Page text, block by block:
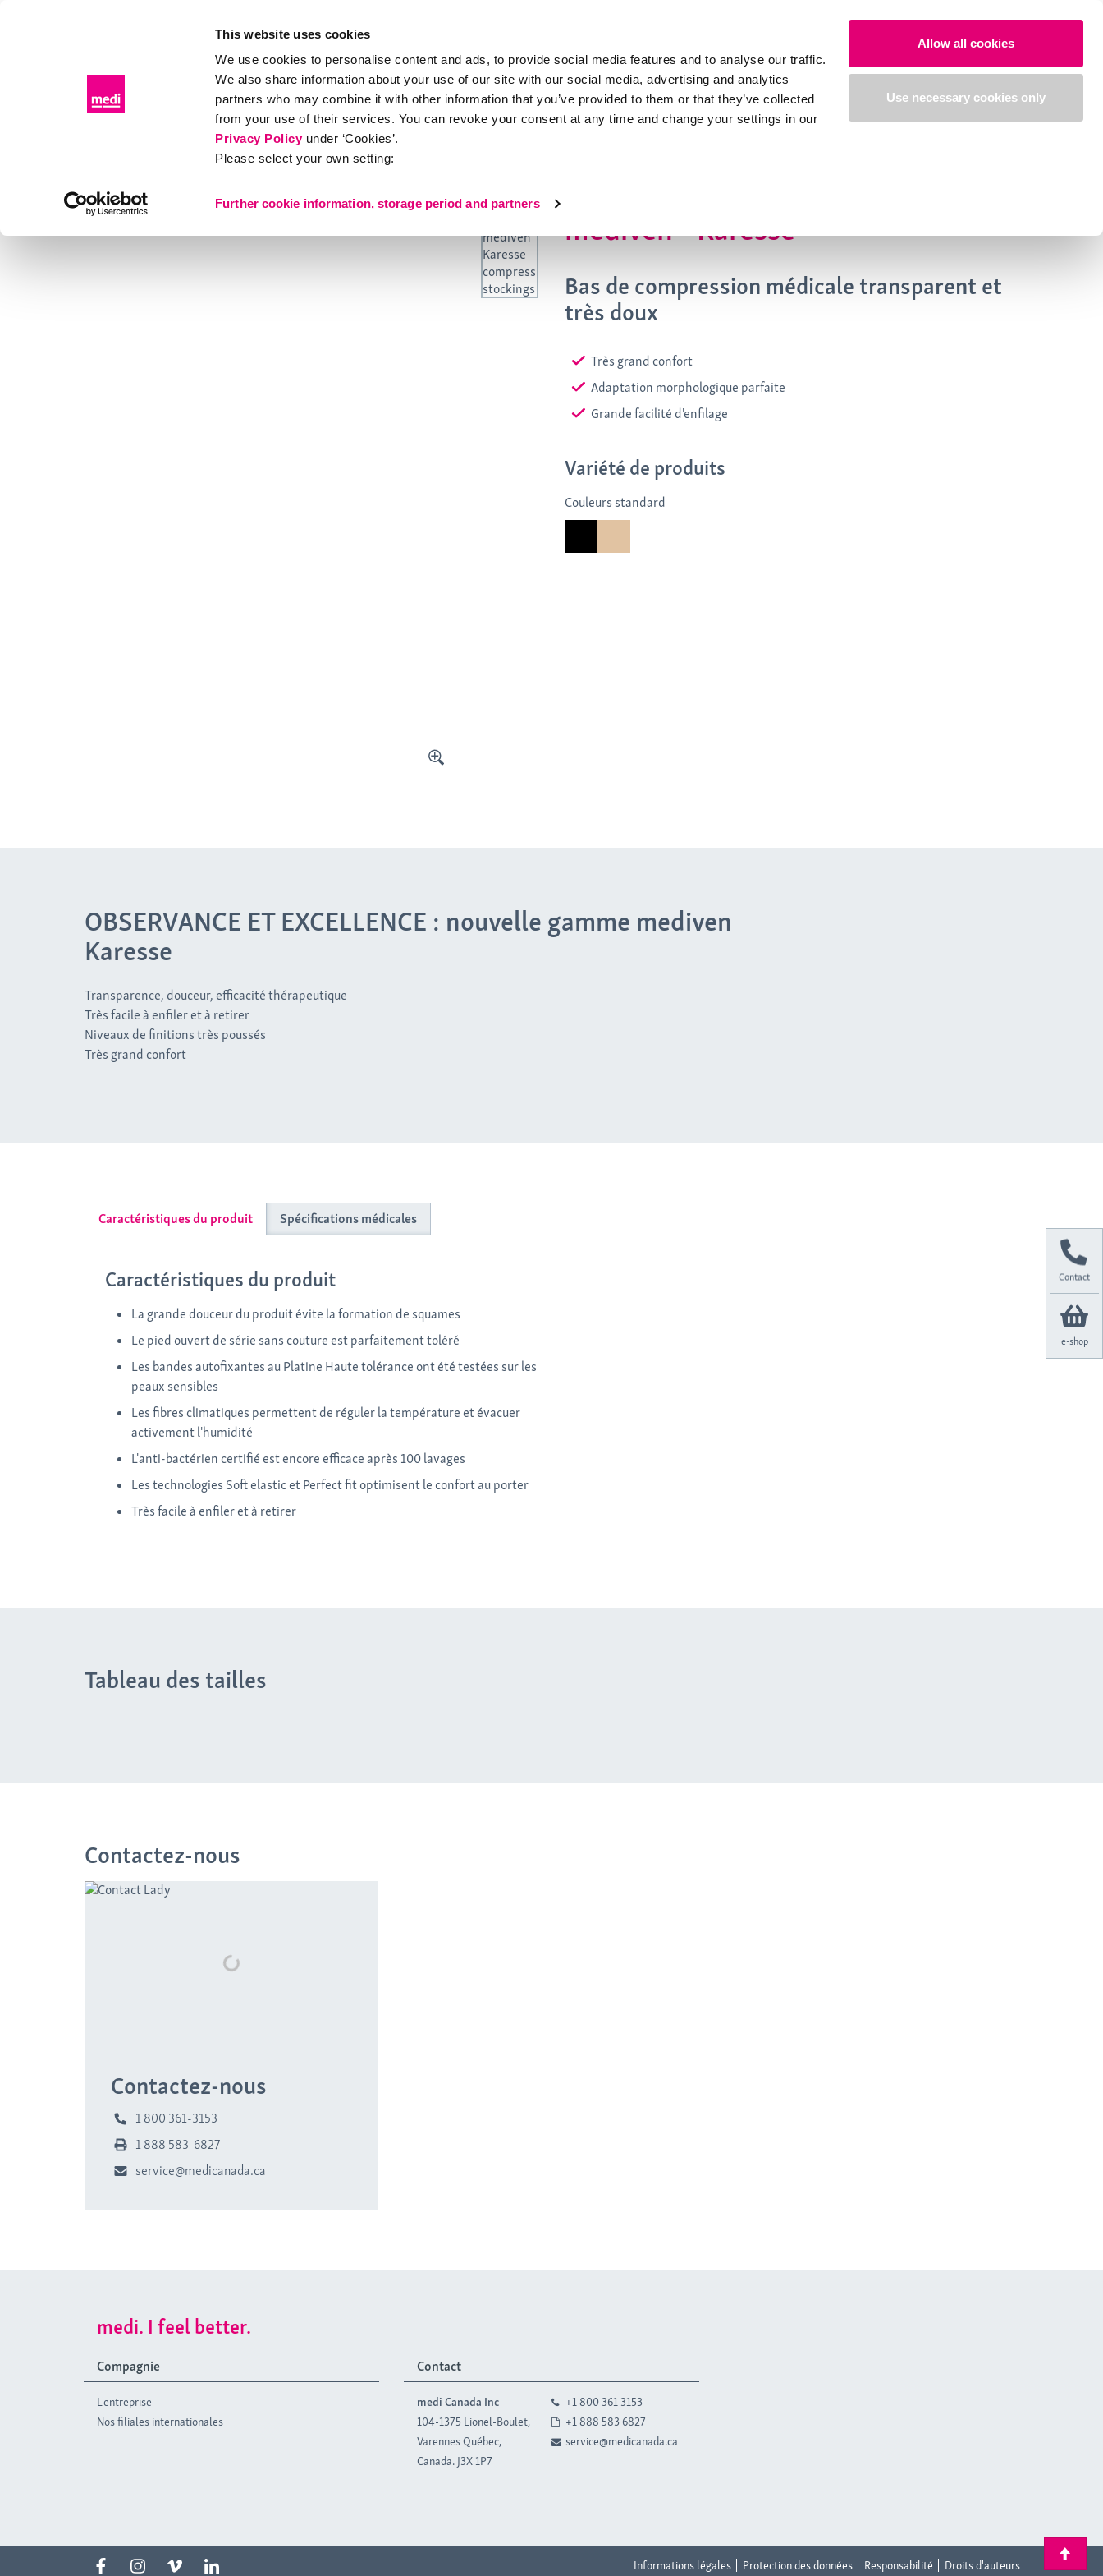
This website uses cookies
We use cookies to personalise content and ads, to provide social media features and to analyse our traffic.
We also share information about your use of our site with our social media, advertising and analytics
partners who may combine it with other information that you’ve provided to them or that they’ve collected
from your use of their services. You can revoke your consent at any time and change your settings in our
Privacy Policyunder ‘Cookies’.
Please select your own setting:
Further cookie information, storage period and partners
Allow all cookies
Use necessary cookies only
Produits Distributeurs Événements & éducation À propos de medi
Bas support & de voyage
Contact
e-shop
mediven® Karesse
Bas de compression médicale transparent et
très doux
Très grand confort
Adaptation morphologique parfaite
Grande facilité d'enfilage
Variété de produits
Couleurs standard
OBSERVANCE ET EXCELLENCE : nouvelle gamme mediven
Karesse
Transparence, douceur, efficacité thérapeutique
Très facile à enfiler et à retirer
Niveaux de finitions très poussés
Très grand confort
Caractéristiques du produit Spécifications médicales
Caractéristiques du produit
La grande douceur du produit évite la formation de squames
Le pied ouvert de série sans couture est parfaitement toléré
Les bandes autofixantes au Platine Haute tolérance ont été testées sur les
peaux sensibles
Les fibres climatiques permettent de réguler la température et évacuer
activement l'humidité
L'anti-bactérien certifié est encore efficace après 100 lavages
Les technologies Soft elastic et Perfect fit optimisent le confort au porter
Très facile à enfiler et à retirer
Tableau des tailles
Contactez-nous
Contactez-nous
1 800 361-3153
1 888 583-6827
service@medicanada.ca
medi. I feel better.
Compagnie
L'entreprise
Nos filiales internationales
Contact
medi Canada Inc
104-1375 Lionel-Boulet,
Varennes Québec,
Canada. J3X 1P7
+1 800 361 3153
+1 888 583 6827
service@medicanada.ca
Informations légales Protection des données Responsabilité Droits d'auteurs